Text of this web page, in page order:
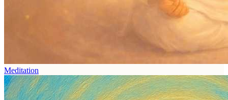
Meditation